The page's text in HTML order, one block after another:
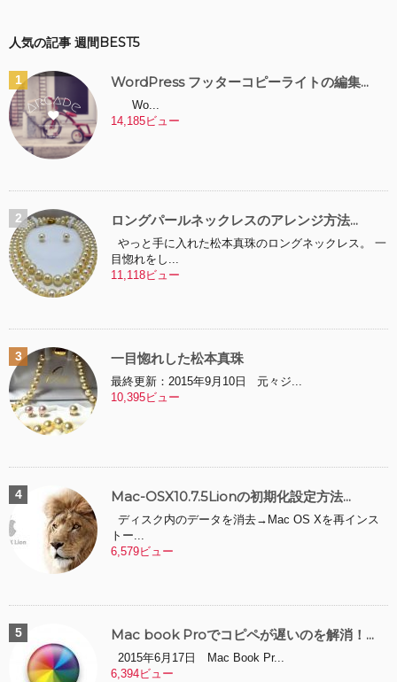
人気の記事 週間BEST5
WordPress フッターコピーライトの編集...
Wo...
14,185ビュー
ロングパールネックレスのアレンジ方法...
やっと手に入れた松本真珠のロングネックレス。 一
目惚れをし...
11,118ビュー
一目惚れした松本真珠
最終更新：2015年9月10日 元々ジ...
10,395ビュー
Mac-OSX10.7.5Lionの初期化設定方法...
ディスク内のデータを消去→Mac OS Xを再インス
トー...
6,579ビュー
Mac book Proでコピペが遅いのを解消！...
2015年6月17日 Mac Book Pr...
6,394ビュー